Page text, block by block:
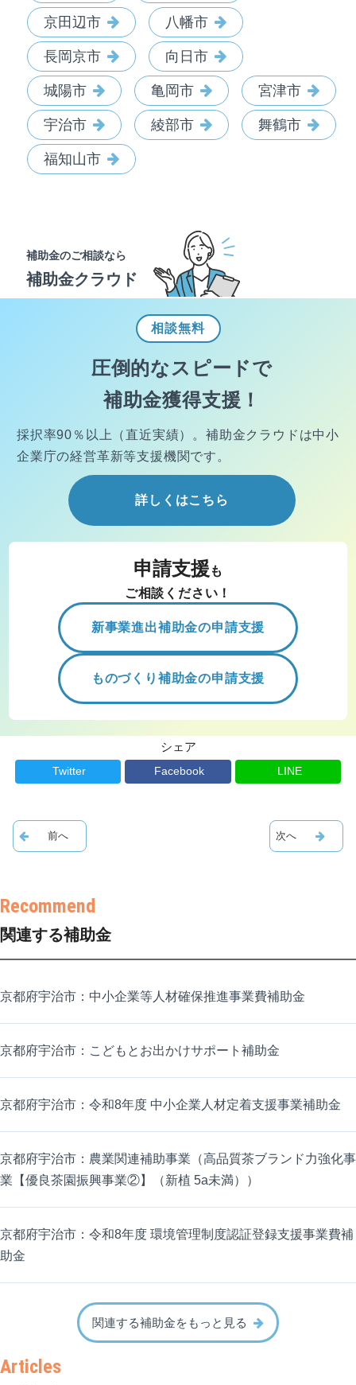
京田辺市 八幡市
長岡京市 向日市
城陽市 亀岡市 宮津市
宇治市 綾部市 舞鶴市
福知山市
補助金のご相談なら
補助金クラウド
相談無料
圧倒的なスピードで
補助金獲得支援！
採択率90％以上（直近実績）。 補助金クラウドは中小
企業庁の経営革新等支援機関です。
詳しくはこちら
申請支援 も
ご相談ください！
新事業進出補助金の申請支援
ものづくり補助金の申請支援
シェア
Twitter Facebook LINE
関連する補助金
京都府宇治市：中小企業等人材確保推進事業費補助金
京都府宇治市：こどもとお出かけサポート補助金
京都府宇治市：令和8年度 中小企業人材定着支援事業補助金
京都府宇治市：農業関連補助事業（高品質茶ブランド力強化事
業【優良茶園振興事業②】（新植 5a未満））
京都府宇治市：令和8年度 環境管理制度認証登録支援事業費補
助金
関連する補助金をもっと見る